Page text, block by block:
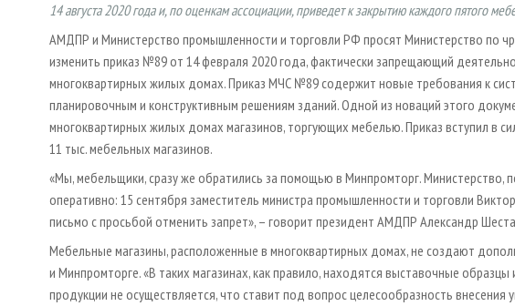
14 августа 2020 года и, по оценкам ассоциации, приведет к закрытию каждого пятого
АМДПР и Министерство промышленности и торговли РФ просят Министерство по
изменить приказ №89 от 14 февраля 2020 года, фактически запрещающий
многоквартирных жилых домах. Приказ МЧС №89 содержит новые требования к
планировочным и конструктивным решениям зданий. Одной из новаций этого
многоквартирных жилых домах магазинов, торгующих мебелью. Приказ вступил в
11 тыс. мебельных магазинов.
«Мы, мебельщики, сразу же обратились за помощью в Минпромторг. Министерство,
оперативно: 15 сентября заместитель министра промышленности и торговли
письмо с просьбой отменить запрет», – говорит президент АМДПР Александр
Мебельные магазины, расположенные в многоквартирных домах, не создают
и Минпромторге. «В таких магазинах, как правило, находятся выставочные
продукции не осуществляется, что ставит под вопрос целесообразность внесения